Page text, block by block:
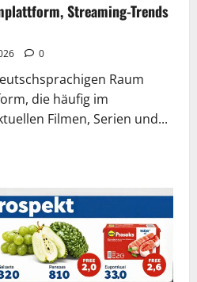
Streaming-Trends
0
Raum
die häufig im
Filmen, Serien und...